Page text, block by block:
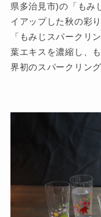
県多治見市)の「もみ
イアップした秋の彩
「もみじスパークリ
葉エキスを濃縮し、
界初のスパークリング